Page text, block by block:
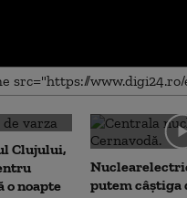
Clujului,
o noapte
putem câștiga